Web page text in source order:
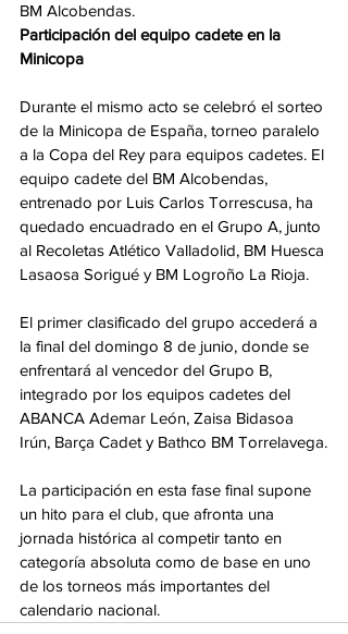
BM Alcobendas.
Participación del equipo cadete en la
Minicopa
Durante el mismo acto se celebró el sorteo
de la Minicopa de España, torneo paralelo
a la Copa del Rey para equipos cadetes. El
equipo cadete del BM Alcobendas,
entrenado por Luis Carlos Torrescusa, ha
quedado encuadrado en el Grupo A, junto
al Recoletas Atlético Valladolid, BM Huesca
Lasaosa Sorigué y BM Logroño La Rioja.
El primer clasificado del grupo accederá a
la final del domingo 8 de junio, donde se
enfrentará al vencedor del Grupo B,
integrado por los equipos cadetes del
ABANCA Ademar León, Zaisa Bidasoa
Irún, Barça Cadet y Bathco BM Torrelavega.
La participación en esta fase final supone
un hito para el club, que afronta una
jornada histórica al competir tanto en
categoría absoluta como de base en uno
de los torneos más importantes del
calendario nacional.